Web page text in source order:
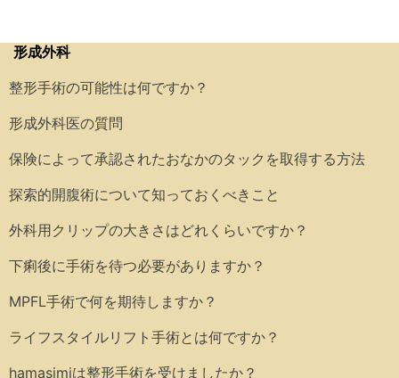
形成外科
整形手術の可能性は何ですか？
形成外科医の質問
保険によって承認されたおなかのタックを取得する方法
探索的開腹術について知っておくべきこと
外科用クリップの大きさはどれくらいですか？
下痢後に手術を待つ必要がありますか？
MPFL手術で何を期待しますか？
ライフスタイルリフト手術とは何ですか？
hamasimiは整形手術を受けましたか？